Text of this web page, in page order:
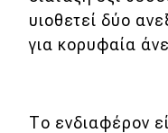
Χρηστικά
ΚΤΕΟ
υιοθετεί δύο
για κορυφαία
Το ενδιαφέρον